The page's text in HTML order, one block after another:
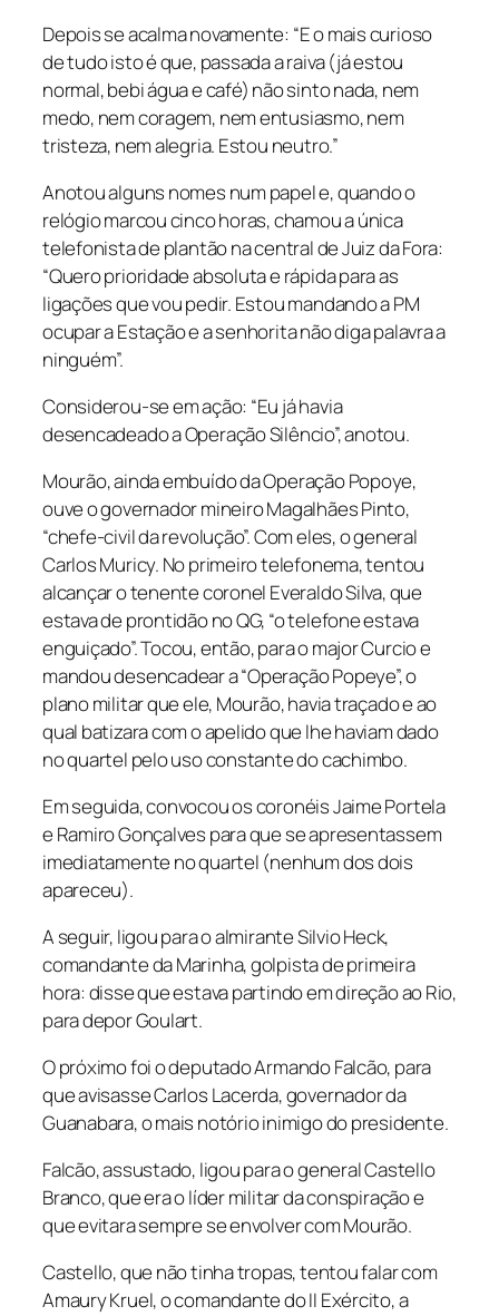
Depois se acalma novamente: “E o mais curioso
de tudo isto é que, passada a raiva (já estou
normal, bebi água e café) não sinto nada, nem
medo, nem coragem, nem entusiasmo, nem
tristeza, nem alegria. Estou neutro.”
Anotou alguns nomes num papel e, quando o
relógio marcou cinco horas, chamou a única
telefonista de plantão na central de Juiz da Fora:
“Quero prioridade absoluta e rápida para as
ligações que vou pedir. Estou mandando a PM
ocupar a Estação e a senhorita não diga palavra a
ninguém”.
Considerou-se em ação: “Eu já havia
desencadeado a Operação Silêncio”, anotou.
Mourão, ainda embuído da Operação Popoye,
ouve o governador mineiro Magalhães Pinto,
“chefe-civil da revolução”. Com eles, o general
Carlos Muricy. No primeiro telefonema, tentou
alcançar o tenente coronel Everaldo Silva, que
estava de prontidão no QG, “o telefone estava
enguiçado”. Tocou, então, para o major Curcio e
mandou desencadear a “Operação Popeye”, o
plano militar que ele, Mourão, havia traçado e ao
qual batizara com o apelido que lhe haviam dado
no quartel pelo uso constante do cachimbo.
Em seguida, convocou os coronéis Jaime Portela
e Ramiro Gonçalves para que se apresentassem
imediatamente no quartel (nenhum dos dois
apareceu).
A seguir, ligou para o almirante Silvio Heck,
comandante da Marinha, golpista de primeira
hora: disse que estava partindo em direção ao Rio,
para depor Goulart.
O próximo foi o deputado Armando Falcão, para
que avisasse Carlos Lacerda, governador da
Guanabara, o mais notório inimigo do presidente.
Falcão, assustado, ligou para o general Castello
Branco, que era o líder militar da conspiração e
que evitara sempre se envolver com Mourão.
Castello, que não tinha tropas, tentou falar com
Amaury Kruel, o comandante do II Exército, a